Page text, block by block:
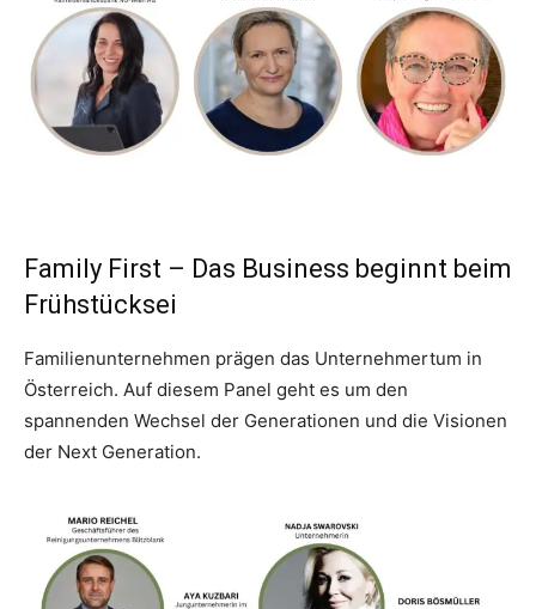
Family First – Das Business beginnt beim
Frühstücksei
Familienunternehmen prägen das Unternehmertum in
Österreich. Auf diesem Panel geht es um den
spannenden Wechsel der Generationen und die Visionen
der Next Generation.